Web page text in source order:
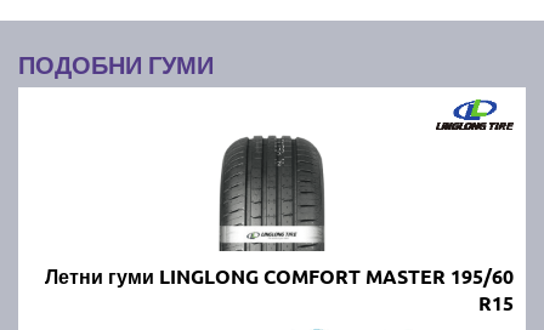
ПОДОБНИ ГУМИ
Летни гуми LINGLONG COMFORT MASTER 195/60
R15